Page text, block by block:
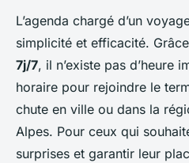
L’agenda chargé d’un
simplicité et efficacité.
7j/7, il n’existe pas d’heure
horaire pour rejoindre le
chute en ville ou dans la
Alpes. Pour ceux qui
surprises et garantir leur